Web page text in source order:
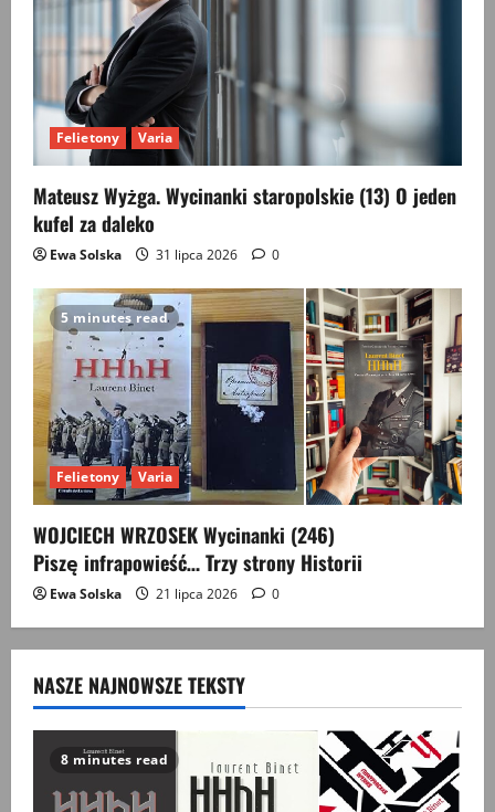
Felietony Varia
Mateusz Wyżga. Wycinanki staropolskie (13) O jeden
kufel za daleko
Ewa Solska 31 lipca 2026 0
5 minutes read
Felietony Varia
WOJCIECH WRZOSEK Wycinanki (246)
Piszę infrapowieść… Trzy strony Historii
Ewa Solska 21 lipca 2026 0
NASZE NAJNOWSZE TEKSTY
8 minutes read